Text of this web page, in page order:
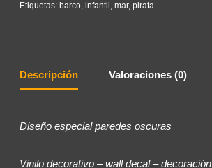
Etiquetas: barco, infantil , mar, pirata
Descripción Valoraciones (0)
Diseño especial paredes oscuras
Vinilo decorativo – wall decal – decoración